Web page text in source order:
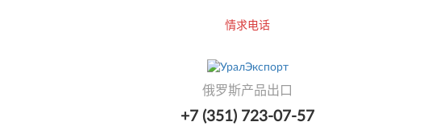
情求电话
俄罗斯产品出口
+7 (351) 723-07-57